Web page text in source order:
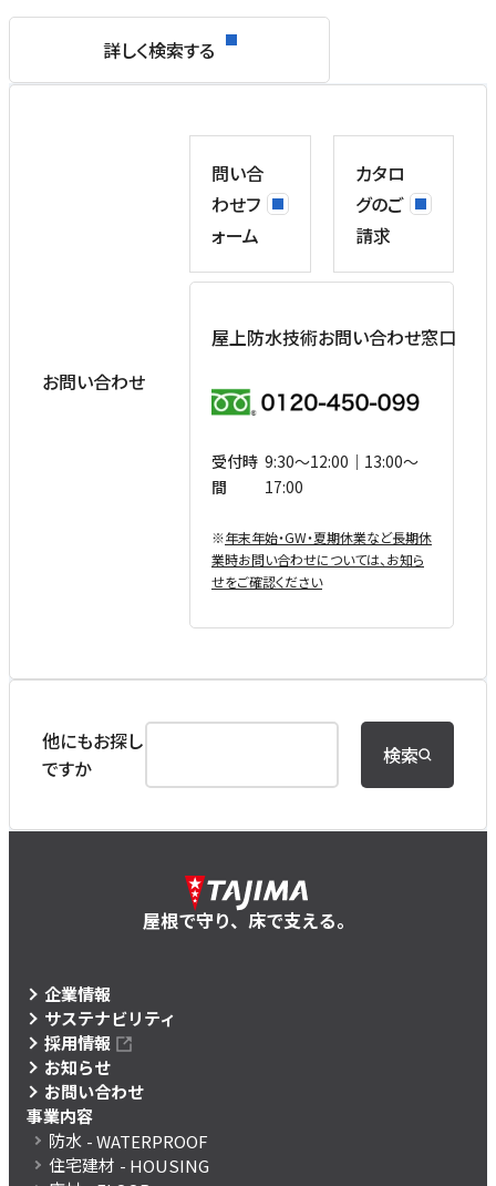
詳しく検索する
お問い合わせ
問い合
わせフ
ォーム
カタロ
グのご
請求
屋上防水技術お問い合わせ窓口
受付時
間
9:30〜12:00｜13:00〜
17:00
※年末年始・GW・夏期休業など⻑期休
業時お問い合わせについては、お知ら
せをご確認ください
他にもお探し
ですか
検索
屋根で守り、床で支える。
企業情報
サステナビリティ
採用情報
お知らせ
お問い合わせ
事業内容
防水 - WATERPROOF
住宅建材 - HOUSING